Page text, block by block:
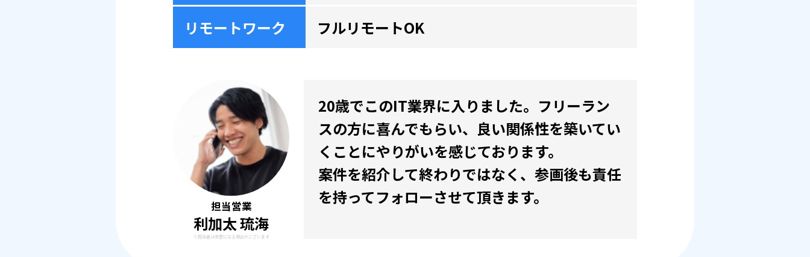
リモートワーク フルリモートOK
担当営業
利加太 琉海
※担当者は変更になる場合がございます
20歳でこのIT業界に入りました。フリーラン
スの方に喜んでもらい、良い関係性を築いてい
くことにやりがいを感じております。
案件を紹介して終わりではなく、参画後も責任
を持ってフォローさせて頂きます。